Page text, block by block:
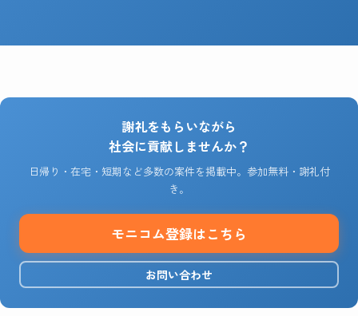
謝礼をもらいながら
社会に貢献しませんか？
日帰り・在宅・短期など多数の案件を掲載中。参加無料・謝礼付
き。
モニコム登録はこちら
お問い合わせ